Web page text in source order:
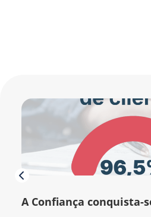
A Confiança conquista-